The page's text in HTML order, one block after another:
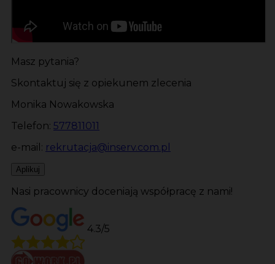
Masz pytania?
Skontaktuj się z opiekunem zlecenia
Monika Nowakowska
Telefon: 577811011
e-mail: rekrutacja@inserv.com.pl
Aplikuj
Nasi pracownicy doceniają współpracę z nami!
4.3/5